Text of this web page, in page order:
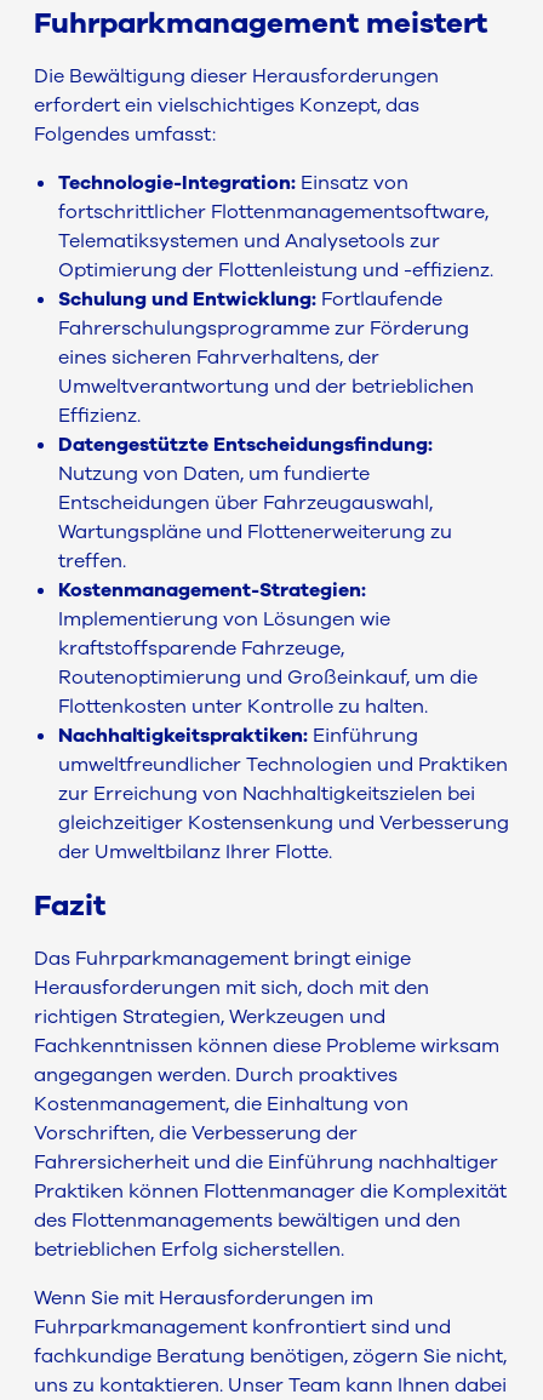
Fuhrparkmanagement meistert
Die Bewältigung dieser Herausforderungen
erfordert ein vielschichtiges Konzept, das
Folgendes umfasst:
Technologie-Integration: Einsatz von
fortschrittlicher Flottenmanagementsoftware,
Telematiksystemen und Analysetools zur
Optimierung der Flottenleistung und -effizienz.
Schulung und Entwicklung: Fortlaufende
Fahrerschulungsprogramme zur Förderung
eines sicheren Fahrverhaltens, der
Umweltverantwortung und der betrieblichen
Effizienz.
Datengestützte Entscheidungsfindung:
Nutzung von Daten, um fundierte
Entscheidungen über Fahrzeugauswahl,
Wartungspläne und Flottenerweiterung zu
treffen.
Kostenmanagement-Strategien:
Implementierung von Lösungen wie
kraftstoffsparende Fahrzeuge,
Routenoptimierung und Großeinkauf, um die
Flottenkosten unter Kontrolle zu halten.
Nachhaltigkeitspraktiken: Einführung
umweltfreundlicher Technologien und Praktiken
zur Erreichung von Nachhaltigkeitszielen bei
gleichzeitiger Kostensenkung und Verbesserung
der Umweltbilanz Ihrer Flotte.
Fazit
Das Fuhrparkmanagement bringt einige
Herausforderungen mit sich, doch mit den
richtigen Strategien, Werkzeugen und
Fachkenntnissen können diese Probleme wirksam
angegangen werden. Durch proaktives
Kostenmanagement, die Einhaltung von
Vorschriften, die Verbesserung der
Fahrersicherheit und die Einführung nachhaltiger
Praktiken können Flottenmanager die Komplexität
des Flottenmanagements bewältigen und den
betrieblichen Erfolg sicherstellen.
Wenn Sie mit Herausforderungen im
Fuhrparkmanagement konfrontiert sind und
fachkundige Beratung benötigen, zögern Sie nicht,
uns zu kontaktieren. Unser Team kann Ihnen dabei